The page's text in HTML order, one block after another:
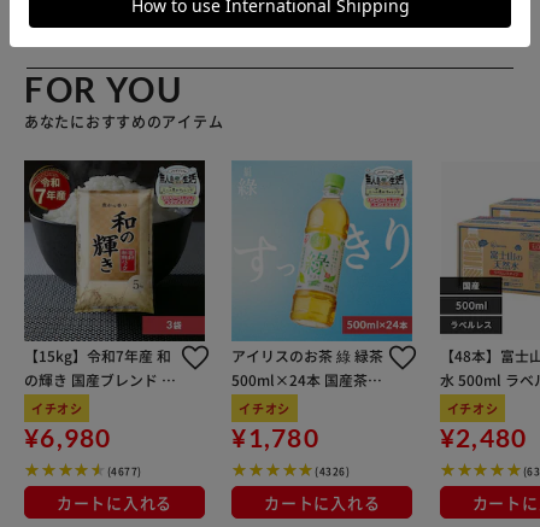
FOR YOU
あなたにおすすめのアイテム
【15kg】令和7年産 和
の輝き 国産ブレンド 5
kg×3袋
イチオシ
¥6,980
(4677)
カートに入れる
アイリスのお茶 綠 緑茶
500ml×24本 国産茶葉
100％使用
イチオシ
¥1,780
(4326)
カートに入れる
【48本】富士
水 500ml ラベ
イチオシ
¥2,480
カート